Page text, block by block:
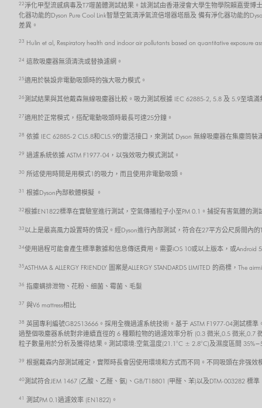
22淨化甲型流感病毒及T7噬菌體測試結果。該測試由香港浸會大學生物學院賴嘉雯
化器功能的Dyson Pure Cool Link智慧空氣清淨氣流倍增器塔扇及 備有淨化器功能的
差異。
23 Hulin et al, Respiratory health and indoor air pollutants based on quantitative exposure
24 這款吸塵器無須清洗或替換濾網。
25適用於裝設非電動吸頭時的強大吸力模式。
26 測試結果與其他戴森無線吸塵器比較。吸力測試根據 IEC 62885-2, 5.8 及 5.9至填
27適用於正常模式，搭配電動吸頭時最長可達25分鐘。
28 依據 IEC 62885-2 CL5.8和CL5.9的靈活接口，來測試 Dyson 無線吸塵器在集塵筒
29 過濾系統依據 ASTM F1977-04，以強效吸力模式測試。
30 所述使用時間是用模式1的吸力，而且使用非電動吸頭。
31 根據Dyson內部軟體模擬 。
32根據EN1822標準在實驗室進行測試，空氣傳播粒子小至PM 0.1。捕捉有害氣體的
33以上是最高風力設置時的情況。經Dyson進行內部測試，符合在27平方公尺房間內
34使用過程可能會產生標準數據和信息傳送費用。需要iOS 10或以上版本，或
35ASTHMA & ALLERGY FRIENDLY 圖案是ALLERGY STANDARDS LIMITED 的商標，The
36 指塵螨排泄物、花粉、细菌、霉菌、毛髮
37 與V6 mattress相比
38 英國專利編號GB2513666。採用全機過濾系统技術。基于 ASTM F1977-04測試
過整個吸塵器系统對非連續直徑的 6 種顆粒物的過濾效率分析 (0.3 微米,0.5 微米
粒子數量用於分析及獲得结果。測試環境:空氣温度(21.1°C ± 2.8°C)及濕度區間
39 根据戴森内部測試確定，實際時長會因使用環境和方式而不同。不同吸頭在非强
40測試符合JEM 1467 (乙酸、乙醛、氨)、GB/T18801 (甲醛、苯)以及DTM-003282 標
41 測試PM 0.1過濾效率 (EN1822)。